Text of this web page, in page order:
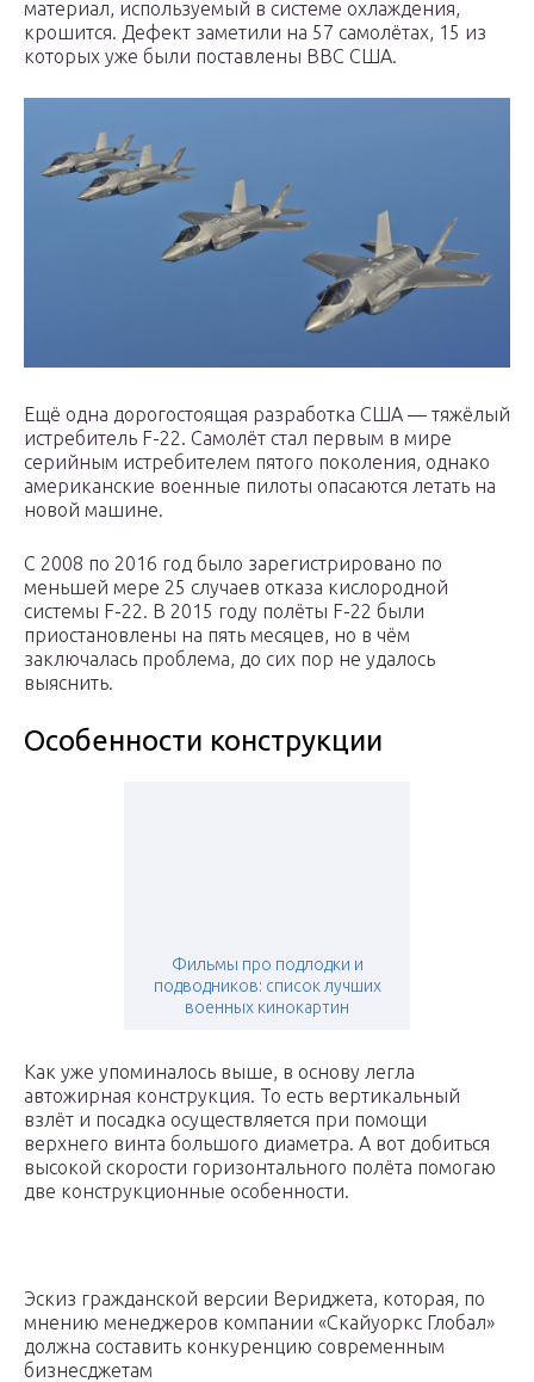
материал, используемый в системе охлаждения,
крошится. Дефект заметили на 57 самолётах, 15 из
которых уже были поставлены ВВС США.
Ещё одна дорогостоящая разработка США — тяжёлый
истребитель F-22. Самолёт стал первым в мире
серийным истребителем пятого поколения, однако
американские военные пилоты опасаются летать на
новой машине.
С 2008 по 2016 год было зарегистрировано по
меньшей мере 25 случаев отказа кислородной
системы F-22. В 2015 году полёты F-22 были
приостановлены на пять месяцев, но в чём
заключалась проблема, до сих пор не удалось
выяснить.
Особенности конструкции
Фильмы про подлодки и
подводников: список лучших
военных кинокартин
Как уже упоминалось выше, в основу легла
автожирная конструкция. То есть вертикальный
взлёт и посадка осуществляется при помощи
верхнего винта большого диаметра. А вот добиться
высокой скорости горизонтального полёта помогаю
две конструкционные особенности.
Эскиз гражданской версии Вериджета, которая, по
мнению менеджеров компании «Скайуоркс Глобал»
должна составить конкуренцию современным
бизнесджетам